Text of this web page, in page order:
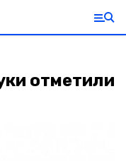
отметили